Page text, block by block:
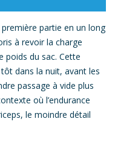
partie en un long
à revoir la charge
poids du sac. Cette
dans la nuit, avant les
passage à vide plus
où l’endurance
le moindre détail